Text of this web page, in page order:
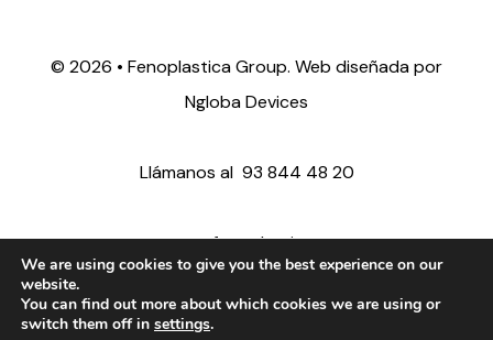
© 2026 • Fenoplastica Group. Web diseñada por
Ngloba Devices
Llámanos al 93 844 48 20
ventas@fenoplastica.com
export@fenoplastica.com
We are using cookies to give you the best experience on our
website.
You can find out more about which cookies we are using or
switch them off in settings.